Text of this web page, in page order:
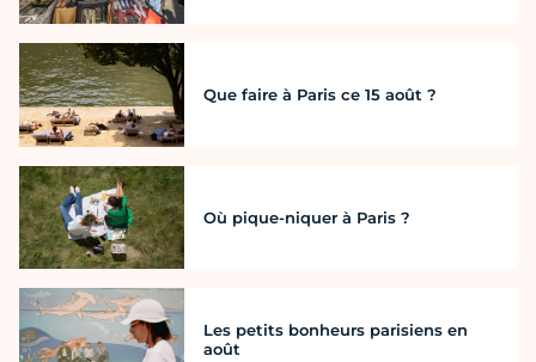
Que faire à Paris ce 15 août ?
Où pique-niquer à Paris ?
Les petits bonheurs parisiens en
août